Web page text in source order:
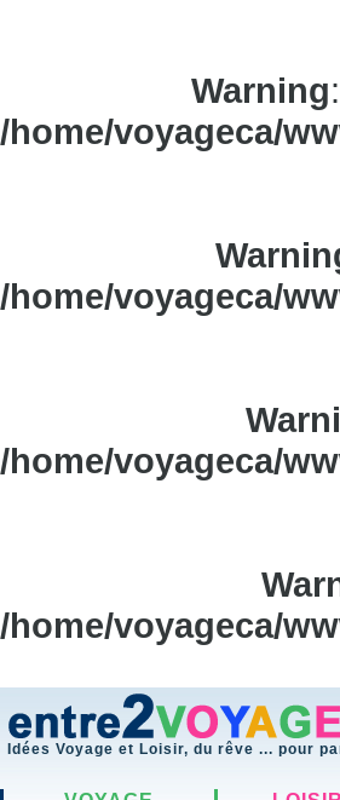
Warning
/home/voyageca/
/home/voyageca/
/home/voyageca/
/home/voyageca/
Idées Voyage et Loisir, du rêve ... pour